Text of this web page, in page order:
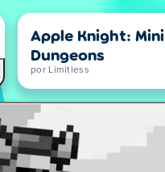
Apple Knight: Mini
Dungeons
por Limitless